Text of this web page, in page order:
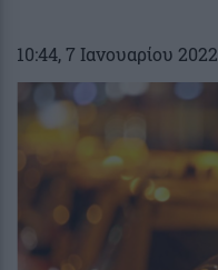
10:44, 7 Ιανουαρίου 2022